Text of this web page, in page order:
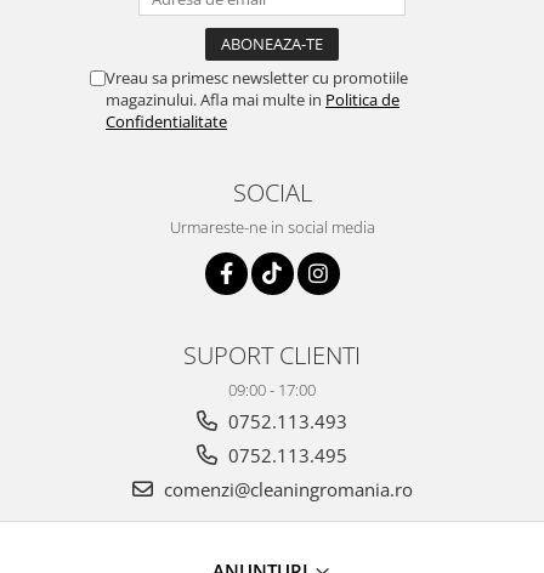
Vreau sa primesc newsletter cu promotiile
magazinului. Afla mai multe in Politica de
Confidentialitate
SOCIAL
Urmareste-ne in social media
SUPORT CLIENTI
09:00 - 17:00
0752.113.493
0752.113.495
comenzi@cleaningromania.ro